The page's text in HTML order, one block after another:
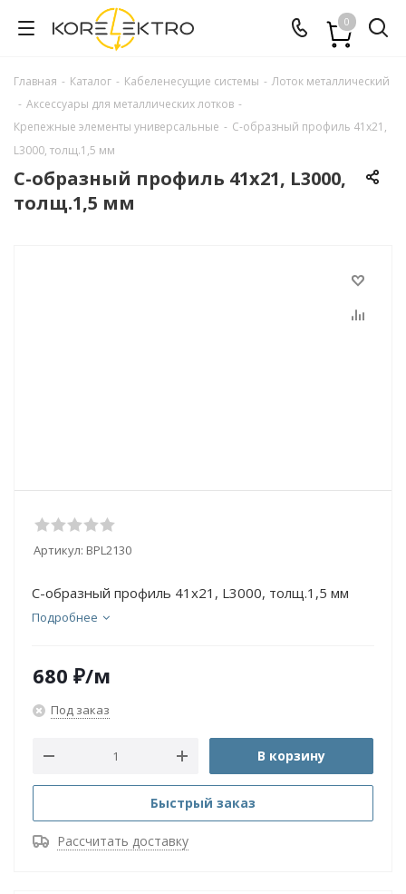
0
Главная - Каталог - Кабеленесущие системы - Лоток металлический
- Аксессуары для металлических лотков -
Крепежные элементы универсальные - С-образный профиль 41х21,
L3000, толщ.1,5 мм
С-образный профиль 41х21, L3000,
толщ.1,5 мм
Артикул: BPL2130
С-образный профиль 41х21, L3000, толщ.1,5 мм
Подробнее
680 ₽/м
Под заказ
В корзину
Быстрый заказ
Рассчитать доставку